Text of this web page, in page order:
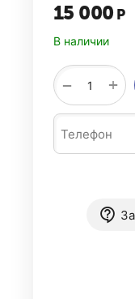
15 000 Р
В наличии
+
−